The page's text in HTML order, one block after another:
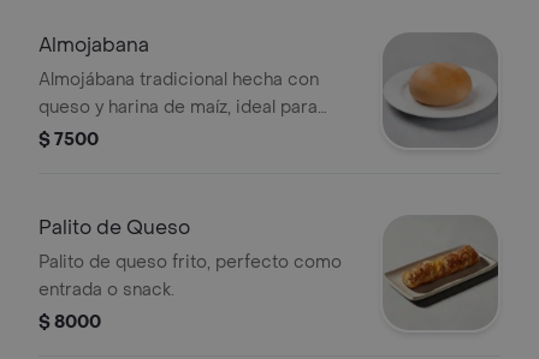
Almojabana
Almojábana tradicional hecha con
queso y harina de maíz, ideal para
acompañar con café.
$ 7500
Palito de Queso
Palito de queso frito, perfecto como
entrada o snack.
$ 8000